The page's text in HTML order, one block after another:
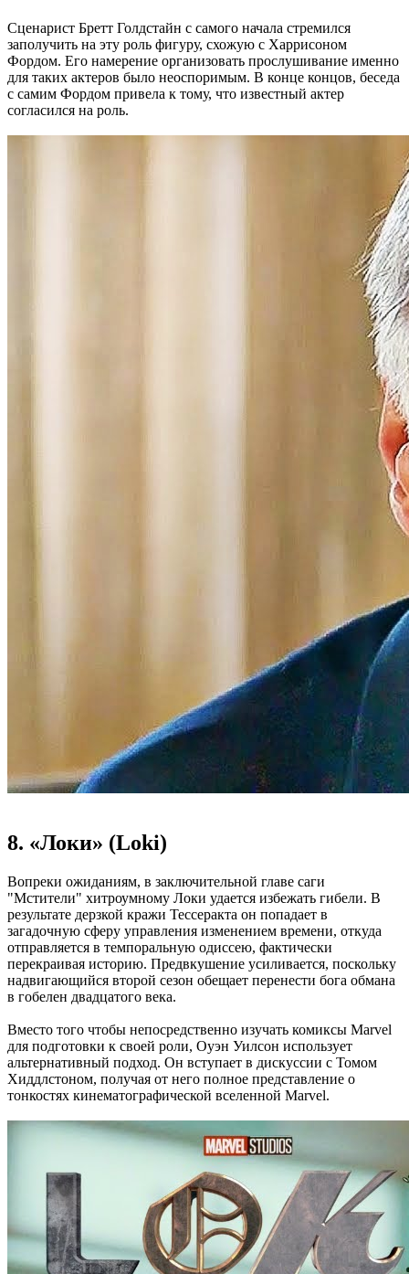
Сценарист Бретт Голдстайн с самого начала стремился
заполучить на эту роль фигуру, схожую с Харрисоном
Фордом. Его намерение организовать прослушивание именно
для таких актеров было неоспоримым. В конце концов, беседа
с самим Фордом привела к тому, что известный актер
согласился на роль.
8. «Локи» (Loki)
Вопреки ожиданиям, в заключительной главе саги
"Мстители" хитроумному Локи удается избежать гибели. В
результате дерзкой кражи Тессеракта он попадает в
загадочную сферу управления изменением времени, откуда
отправляется в темпоральную одиссею, фактически
перекраивая историю. Предвкушение усиливается, поскольку
надвигающийся второй сезон обещает перенести бога обмана
в гобелен двадцатого века.
Вместо того чтобы непосредственно изучать комиксы Marvel
для подготовки к своей роли, Оуэн Уилсон использует
альтернативный подход. Он вступает в дискуссии с Томом
Хиддлстоном, получая от него полное представление о
тонкостях кинематографической вселенной Marvel.